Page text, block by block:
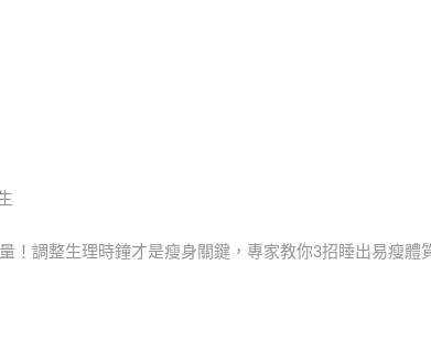
！調整生理時鐘才是瘦身關鍵，專家教你3招睡出易瘦體